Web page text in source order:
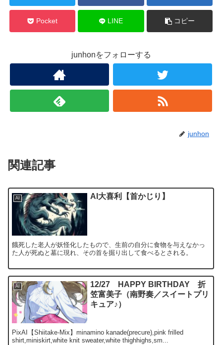
Pocket LINE コピー
junhonをフォローする
junhon
関連記事
AI AI大喜利【首かじり】
餓死した老人が妖怪化したもので、生前の自分に食物を与えなかっ
た人が死ぬと墓に現れ、その首を掘り出して食べるとされる。
AI
12/27 HAPPY BIRTHDAY 折
笠富美子（南野奏／スイートプリ
キュア♪）
PixAI【Shiitake-Mix】minamino kanade(precure),pink frilled
shirt,miniskirt,white knit sweater,white thighhighs,sm...